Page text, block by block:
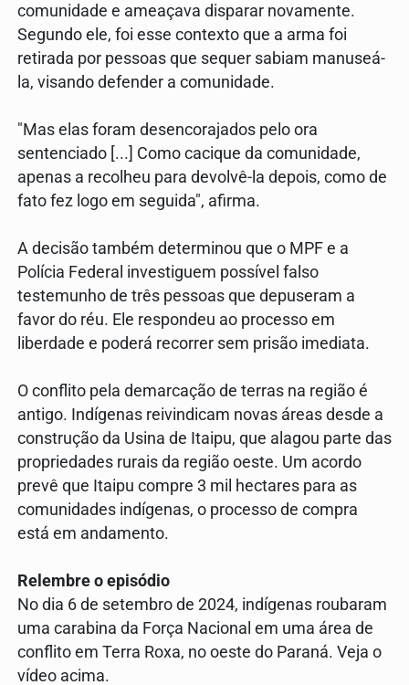
comunidade e ameaçava disparar novamente.
Segundo ele, foi esse contexto que a arma foi
retirada por pessoas que sequer sabiam manuseá-
la, visando defender a comunidade.
"Mas elas foram desencorajados pelo ora
sentenciado [...] Como cacique da comunidade,
apenas a recolheu para devolvê-la depois, como de
fato fez logo em seguida", afirma.
A decisão também determinou que o MPF e a
Polícia Federal investiguem possível falso
testemunho de três pessoas que depuseram a
favor do réu. Ele respondeu ao processo em
liberdade e poderá recorrer sem prisão imediata.
O conflito pela demarcação de terras na região é
antigo. Indígenas reivindicam novas áreas desde a
construção da Usina de Itaipu, que alagou parte das
propriedades rurais da região oeste. Um acordo
prevê que Itaipu compre 3 mil hectares para as
comunidades indígenas, o processo de compra
está em andamento.
Relembre o episódio
No dia 6 de setembro de 2024, indígenas roubaram
uma carabina da Força Nacional em uma área de
conflito em Terra Roxa, no oeste do Paraná. Veja o
vídeo acima.